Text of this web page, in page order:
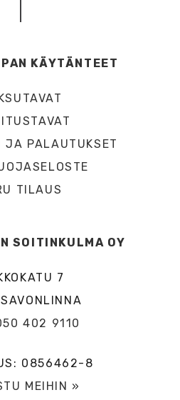
KÄYTÄNTEET
JA PALAUTUKSET
TILAUS
SOITINKULMA OY
7
402 9110
0856462-8
MEIHIN »